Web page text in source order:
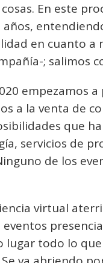
En este
en cuanto a
; salimos
empezamos
a la venta de
que
servicios de
de los
virtual
lugar todo lo